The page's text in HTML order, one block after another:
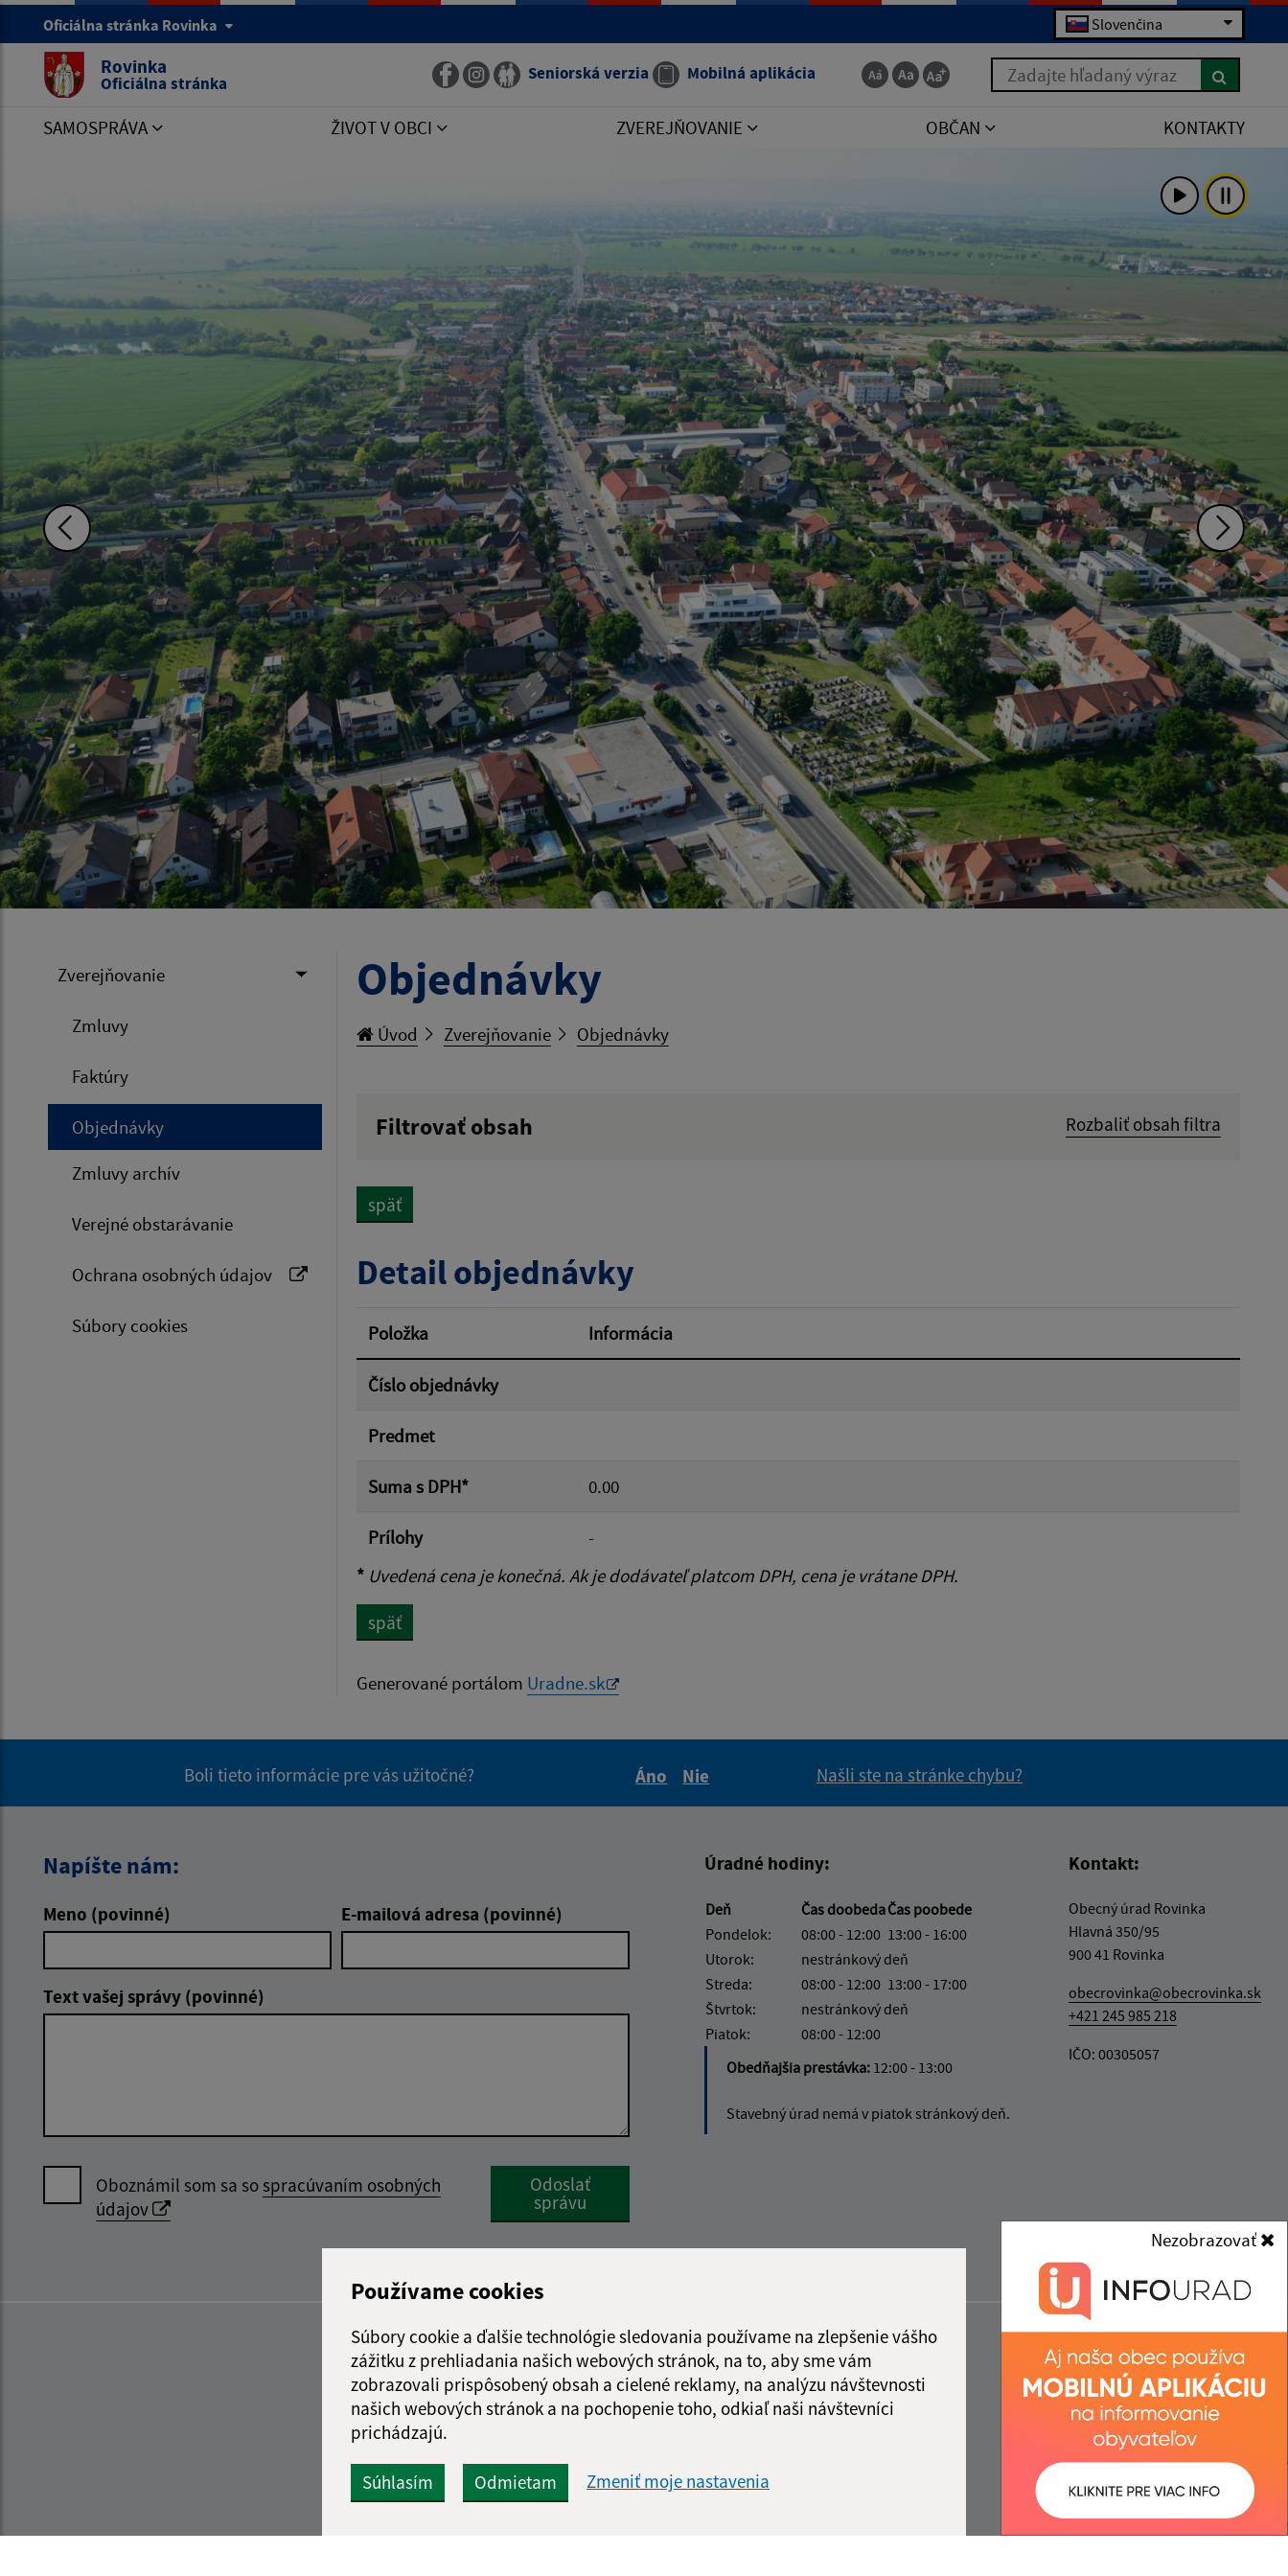
Používame cookies
Súbory cookie a ďalšie technológie sledovania používame na zlepšenie vášho
zážitku z prehliadania našich webových stránok, na to, aby sme vám
zobrazovali prispôsobený obsah a cielené reklamy, na analýzu návštevnosti
našich webových stránok a na pochopenie toho, odkiaľ naši návštevníci
prichádzajú.
Súhlasím Odmietam Zmeniť moje nastavenia
Nezobrazovať
Oficiálna stránka Rovinka Slovenčina
Rovinka
Oficiálna stránka Seniorská verzia Mobilná aplikácia Zadajte hľadaný výraz
SAMOSPRÁVA ŽIVOT V OBCI ZVEREJŇOVANIE OBČAN KONTAKTY
Zverejňovanie
Zmluvy
Faktúry
Objednávky
Zmluvy archív
Verejné obstarávanie
Ochrana osobných údajov
Súbory cookies
Objednávky
Úvod Zverejňovanie Objednávky
Filtrovať obsah
Rozbaliť obsah filtra
Suma od:
Filtrovať
späť
Detail objednávky
Položka Informácia
Číslo objednávky
Predmet
Suma s DPH* 0.00
Prílohy
-
* Uvedená cena je konečná. Ak je dodávateľ platcom DPH, cena je vrátane DPH.
späť
Generované portálom Uradne.sk
Boli tieto informácie pre vás užitočné?
Áno
Nie
Našli ste na stránke chybu?
Napíšte nám:
Meno (povinné) E-mailová adresa (povinné)
Text vašej správy (povinné)
Oboznámil som sa sospracúvaním osobných
údajov
Google reCaptcha Response
Odoslať
správu
Úradné hodiny:
Deň Čas doobedaČas poobede
Pondelok:
08:00 - 12:00 13:00 - 16:00
Utorok:
nestránkový deň
Streda:
08:00 - 12:00 13:00 - 17:00
Štvrtok:
nestránkový deň
Piatok:
08:00 - 12:00
Obedňajšia prestávka: 12:00 - 13:00
Stavebný úrad nemá v piatok stránkový deň.
Kontakt:
Obecný úrad Rovinka
Hlavná 350/95
900 41 Rovinka
obecrovinka@obecrovinka.sk
+421 245 985 218
IČO: 00305057